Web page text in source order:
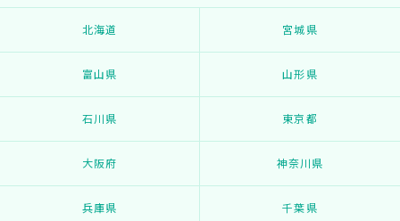
北海道 宮城県
富山県 山形県
石川県 東京都
大阪府 神奈川県
兵庫県 千葉県